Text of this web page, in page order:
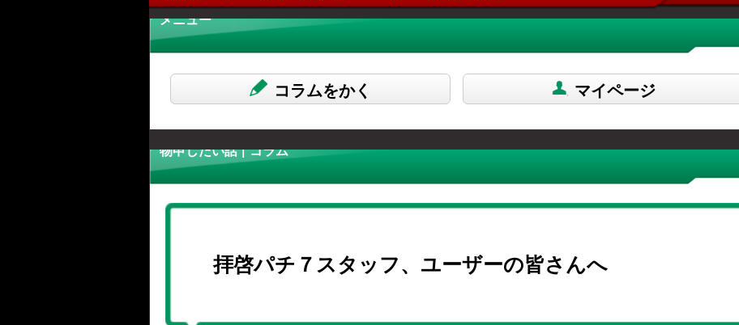
メニュー
コラムをかく マイページ
物申したい話 | コラム
拝啓パチ７スタッフ、ユーザーの皆さんへ